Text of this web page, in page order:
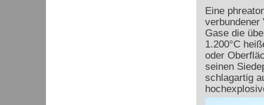
Eine
verbundener
Gase die
1.200°C
oder
seinen
schlagartig